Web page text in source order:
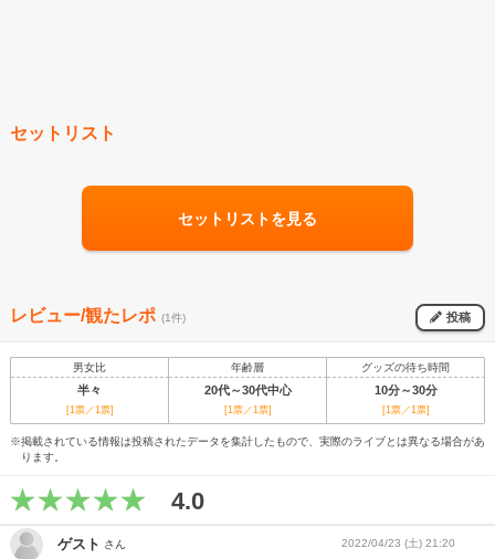
セットリスト
セットリストを見る
レビュー/観たレポ (1件) 投稿
男女比 年齢層 グッズの待ち時間
半々 20代～30代中心 10分～30分
[1票／1票] [1票／1票] [1票／1票]
※掲載されている情報は投稿されたデータを集計したもので、実際のライブとは異なる場合があ
ります。
4.0
ゲスト さん 2022/04/23 (土) 21:20